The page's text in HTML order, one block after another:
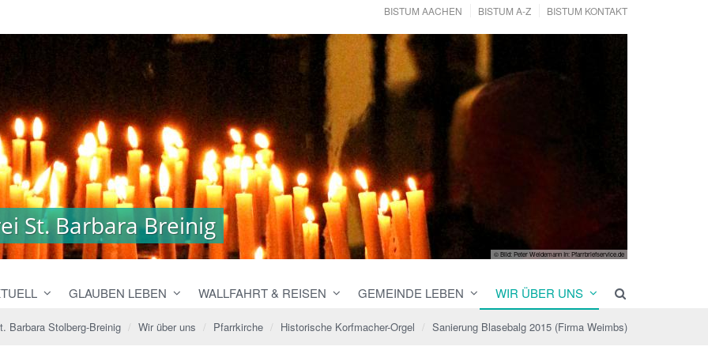
BISTUM AACHEN BISTUM A-Z BISTUM KONTAKT
© Bild: Peter Weidemann In: Pfarrbriefservice.de
St. Barbara Breinig
St. Barbara Breinig
GLAUBEN LEBEN WALLFAHRT & REISEN GEMEINDE LEBEN WIR ÜBER UNS
Barbara Stolberg-Breinig Wir über uns Pfarrkirche Historische Korfmacher-Orgel Sanierung Blasebalg 2015 (Firma Weimbs)